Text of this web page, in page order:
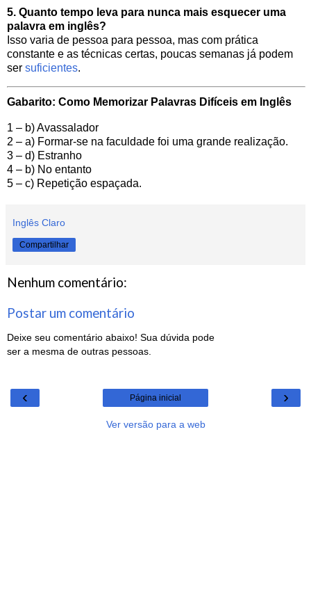
5. Quanto tempo leva para nunca mais esquecer uma
palavra em inglês?
Isso varia de pessoa para pessoa, mas com prática
constante e as técnicas certas, poucas semanas já podem
ser suficientes.
Gabarito: Como Memorizar Palavras Difíceis em Inglês
1 – b) Avassalador
2 – a) Formar-se na faculdade foi uma grande realização.
3 – d) Estranho
4 – b) No entanto
5 – c) Repetição espaçada.
Inglês Claro
Compartilhar
Nenhum comentário:
Postar um comentário
Deixe seu comentário abaixo! Sua dúvida pode
ser a mesma de outras pessoas.
‹ ›
Página inicial
Ver versão para a web